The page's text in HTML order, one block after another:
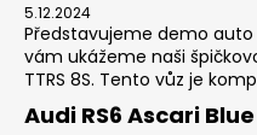
5.12.2024
Představujeme demo auto
vám ukážeme naši
TTRS 8S. Tento vůz je
Audi RS6 Ascari Blue